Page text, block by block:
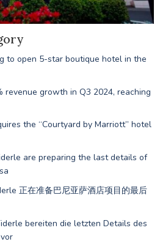
to open 5-star boutique hotel in the
revenue growth in Q3 2024, reaching
the “Courtyard by Marriott” hotel
are preparing the last details of
正在准备巴尼亚萨酒店项目的最后
bereiten die letzten Details des